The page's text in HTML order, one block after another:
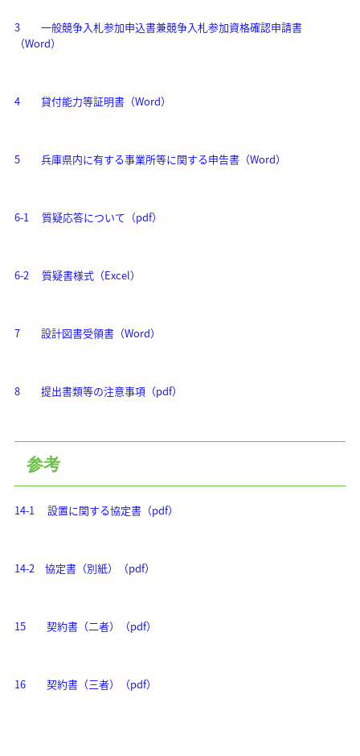
3 一般競争入札参加申込書兼競争入札参加資格確認申請書
（Word）
4 貸付能力等証明書（Word）
5 兵庫県内に有する事業所等に関する申告書（Word）
6-1 質疑応答について（pdf）
6-2 質疑書様式（Excel）
7 設計図書受領書（Word）
8 提出書類等の注意事項（pdf）
参考
14-1 設置に関する協定書（pdf）
14-2 協定書（別紙）（pdf）
15 契約書（二者）（pdf）
16 契約書（三者）（pdf）